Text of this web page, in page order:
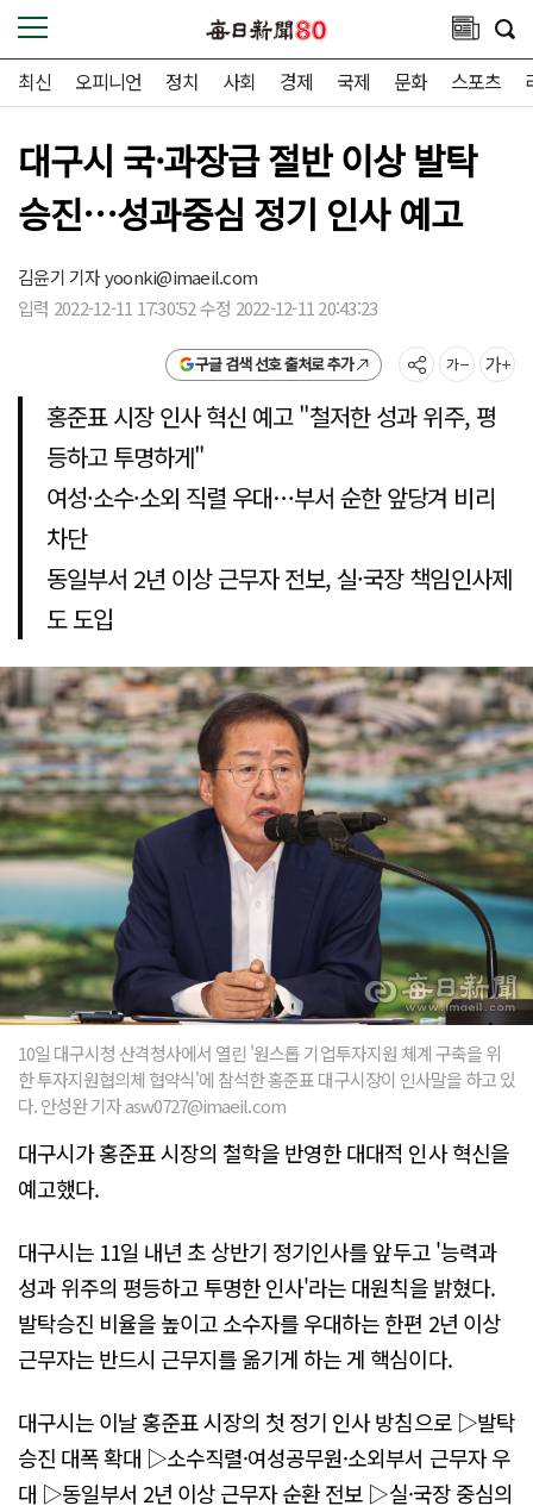
최신 오피니언 정치 사회 경제 국제 문화 스포츠
대구시 국·과장급 절반 이상 발탁
승진…성과중심 정기 인사 예고
김윤기 기자yoonki@imaeil.com
입력 2022-12-11 17:30:52 수정 2022-12-11 20:43:23
구글 검색 선호 출처로 추가
홍준표 시장 인사 혁신 예고 "철저한 성과 위주, 평
등하고 투명하게"
여성·소수·소외 직렬 우대…부서 순한 앞당겨 비리
차단
동일부서 2년 이상 근무자 전보, 실·국장 책임인사제
도 도입
10일 대구시청 산격청사에서 열린 '원스톱 기업투자지원 체계 구축을 위
한 투자지원협의체 협약식'에 참석한 홍준표 대구시장이 인사말을 하고 있
다. 안성완 기자 asw0727@imaeil.com
대구시가 홍준표 시장의 철학을 반영한 대대적 인사 혁신을
예고했다.
대구시는 11일 내년 초 상반기 정기인사를 앞두고 '능력과
성과 위주의 평등하고 투명한 인사'라는 대원칙을 밝혔다.
발탁승진 비율을 높이고 소수자를 우대하는 한편 2년 이상
근무자는 반드시 근무지를 옮기게 하는 게 핵심이다.
대구시는 이날 홍준표 시장의 첫 정기 인사 방침으로 ▷발탁
승진 대폭 확대 ▷소수직렬·여성공무원·소외부서 근무자 우
대 ▷동일부서 2년 이상 근무자 순환 전보 ▷실·국장 중심의